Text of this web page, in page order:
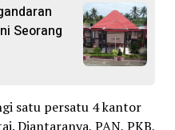
Seorang
satu persatu 4 kantor
Diantaranya, PAN, PKB,